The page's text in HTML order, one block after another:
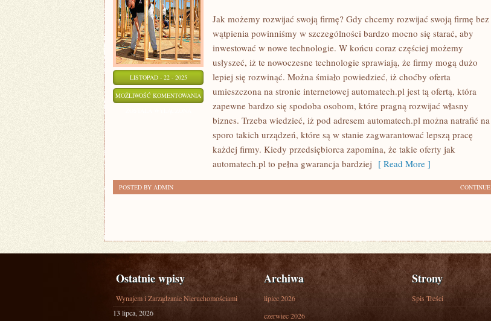
LISTOPAD - 22 - 2025
MOŻLIWOŚĆ KOMENTOWANIA
MOŻEMY
ZAROBIĆ
SWOJE
Jak możemy rozwijać swoją firmę? Gdy chcemy rozwijać swoją firmę bez
wątpienia powinniśmy w szczególności bardzo mocno się starać, aby
inwestować w nowe technologie. W końcu coraz częściej możemy
usłyszeć, iż te nowoczesne technologie sprawiają, że firmy mogą dużo
lepiej się rozwinąć. Można śmiało powiedzieć, iż choćby oferta
umieszczona na stronie internetowej automatech.pl jest tą ofertą, która
zapewne bardzo się spodoba osobom, które pragną rozwijać własny
biznes. Trzeba wiedzieć, iż pod adresem automatech.pl można natrafić na
sporo takich urządzeń, które są w stanie zagwarantować lepszą pracę
każdej firmy. Kiedy przedsiębiorca zapomina, że takie oferty jak
automatech.pl to pełna gwarancja bardziej [ Read More ]
CONTINUE
POSTED BY ADMIN
Ostatnie wpisy
Wynajem i Zarządzanie Nieruchomościami
13 lipca, 2026
Archiwa
lipiec 2026
czerwiec 2026
Strony
Spis Treści